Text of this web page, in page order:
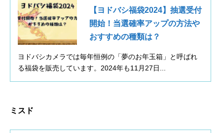
【ヨドバシ福袋2024】抽選受付
開始！当選確率アップの方法や
おすすめの種類は？
ヨドバシカメラでは毎年恒例の「夢のお年玉箱」と呼ばれ
る福袋を販売しています。2024年も11月27日...
ミスド